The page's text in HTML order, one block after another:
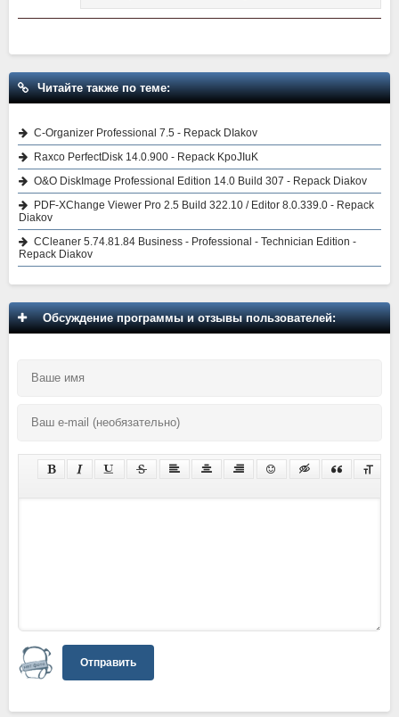
Читайте также по теме:
C-Organizer Professional 7.5 - Repack DIakov
Raxco PerfectDisk 14.0.900 - Repack KpoJIuK
O&O DiskImage Professional Edition 14.0 Build 307 - Repack Diakov
PDF-XChange Viewer Pro 2.5 Build 322.10 / Editor 8.0.339.0 - Repack
Diakov
CCleaner 5.74.81.84 Business - Professional - Technician Edition -
Repack Diakov
Обсуждение программы и отзывы пользователей:
Отправить